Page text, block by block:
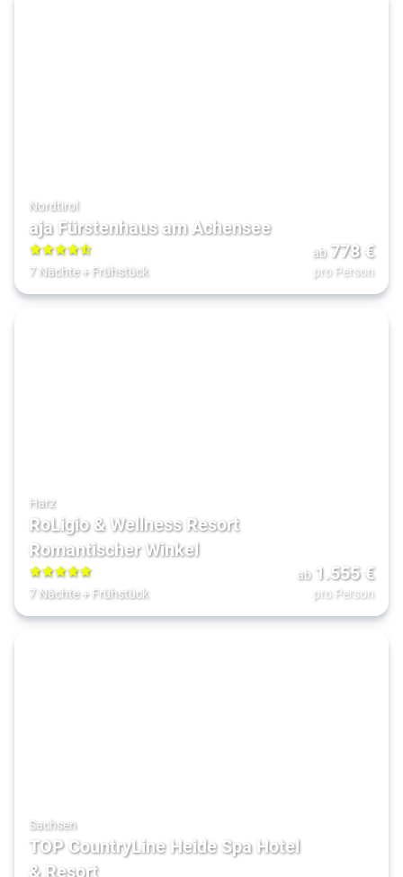
Nordtirol
aja Fürstenhaus am Achensee
4.5
7 Nächte+ Frühstück
ab 778€
pro Person
Harz
RoLigio & Wellness Resort
Romantischer Winkel
5
7 Nächte+ Frühstück
ab 1.555€
pro Person
Sachsen
TOP CountryLine Heide Spa Hotel
& Resort